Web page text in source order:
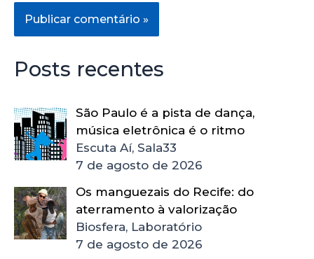
Posts recentes
São Paulo é a pista de dança,
música eletrônica é o ritmo
Escuta Aí, Sala33
7 de agosto de 2026
Os manguezais do Recife: do
aterramento à valorização
Biosfera, Laboratório
7 de agosto de 2026